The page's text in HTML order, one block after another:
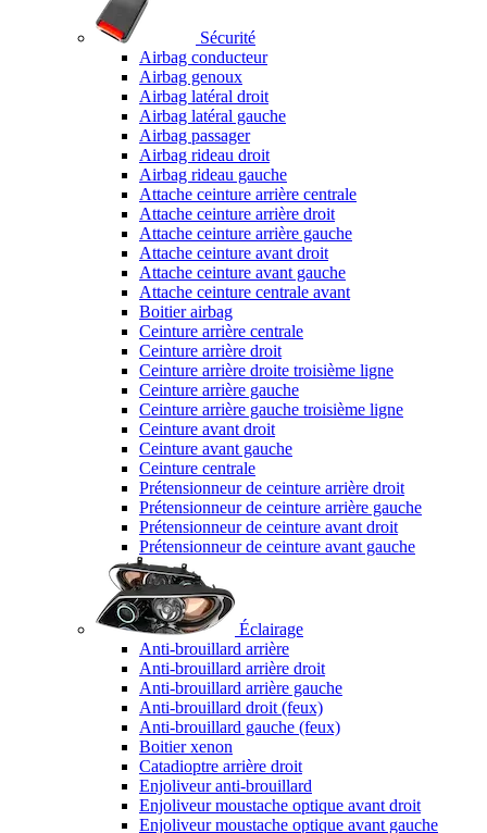
Sécurité
Airbag conducteur
Airbag genoux
Airbag latéral droit
Airbag latéral gauche
Airbag passager
Airbag rideau droit
Airbag rideau gauche
Attache ceinture arrière centrale
Attache ceinture arrière droit
Attache ceinture arrière gauche
Attache ceinture avant droit
Attache ceinture avant gauche
Attache ceinture centrale avant
Boitier airbag
Ceinture arrière centrale
Ceinture arrière droit
Ceinture arrière droite troisième ligne
Ceinture arrière gauche
Ceinture arrière gauche troisième ligne
Ceinture avant droit
Ceinture avant gauche
Ceinture centrale
Prétensionneur de ceinture arrière droit
Prétensionneur de ceinture arrière gauche
Prétensionneur de ceinture avant droit
Prétensionneur de ceinture avant gauche
Éclairage
Anti-brouillard arrière
Anti-brouillard arrière droit
Anti-brouillard arrière gauche
Anti-brouillard droit (feux)
Anti-brouillard gauche (feux)
Boitier xenon
Catadioptre arrière droit
Enjoliveur anti-brouillard
Enjoliveur moustache optique avant droit
Enjoliveur moustache optique avant gauche